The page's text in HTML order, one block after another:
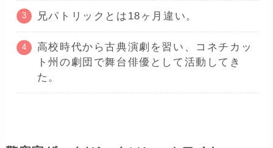
兄パトリックとは18ヶ月違い。
高校時代から古典演劇を習い、コネチカッ
ト州の劇団で舞台俳優として活動してき
た。